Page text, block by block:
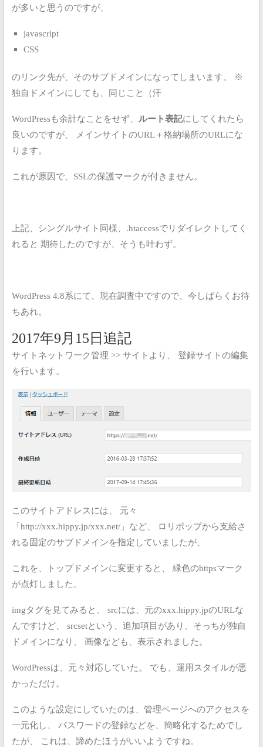
が多いと思うのですが、
javascript
CSS
のリンク先が、そのサブドメインになってしまいます。
※
独自ドメインにしても、同じこと（汗
WordPressも余計なことをせず、 ルート表記にしてくれたら
良いのですが、
メインサイトのURL＋格納場所のURLにな
ります。
これが原因で、SSLの保護マークが付きません。
上記、シングルサイト同様、.htaccessでリダイレクトしてく
れると 期待したのですが、そうも叶わず。
WordPress 4.8系にて、現在調査中ですので、今しばらくお待
ちあれ。
2017年9月15日追記
サイトネットワーク管理 >> サイトより、
登録サイトの編集
を行います。
このサイトアドレスには、
元々
「http://xxx.hippy.jp/xxx.net/」など、
ロリポップから支給さ
れる固定のサブドメインを指定していましたが、
これを、トップドメインに変更すると、
緑色のhttpsマーク
が点灯しました。
imgタグを見てみると、
srcには、元のxxx.hippy.jpのURLな
んですけど、
srcsetという、追加項目があり、そっちが独自
ドメインになり、
画像なども、表示されました。
WordPressは、元々対応していた。
でも、運用スタイルが悪
かっただけ。
このような設定にしていたのは、管理ページへのアクセスを
一元化し、
パスワードの登録などを、簡略化するためでし
たが、
これは、諦めたほうがいいようですね。